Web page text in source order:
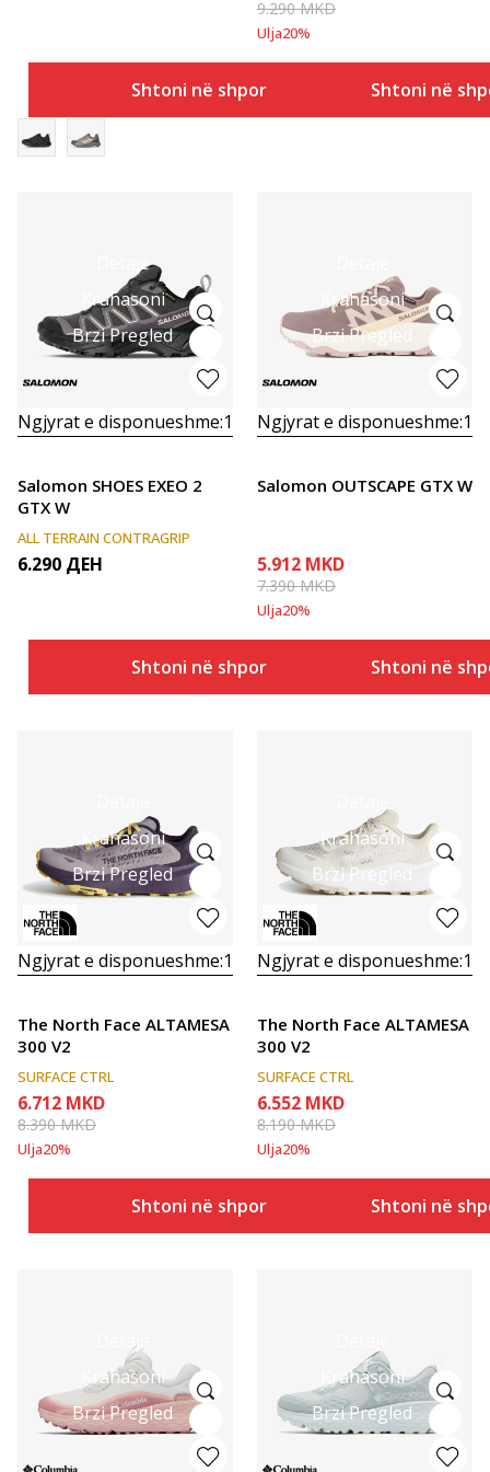
Shtoni në shportë
9.290MKD
Ulja20%
Shtoni në
Detaje
Krahasoni
Brzi Pregled
Ngjyrat e disponueshme:1
Salomon SHOES EXEO 2
GTX W
ALL TERRAIN CONTRAGRIP
6.290 ДЕН
Shtoni në shportë
Krahasoni
Brzi Pregled
Ngjyrat e disponueshme:1
Salomon OUTSCAPE GTX W
5.912 MKD
7.390MKD
Ulja20%
Shtoni në
Krahasoni
Brzi Pregled
Ngjyrat e disponueshme:1
The North Face ALTAMESA
300 V2
SURFACE CTRL
6.712 MKD
8.390MKD
Ulja20%
Shtoni në shportë
Krahasoni
Brzi Pregled
Ngjyrat e disponueshme:1
The North Face ALTAMESA
300 V2
SURFACE CTRL
6.552 MKD
8.190MKD
Ulja20%
Shtoni në
Detaje
Krahasoni
Brzi Pregled
Krahasoni
Brzi Pregled